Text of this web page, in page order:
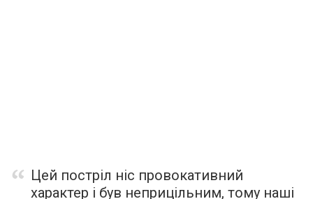
Цей постріл ніс провокативний
характер і був неприцільним, тому наші